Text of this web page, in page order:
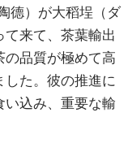
德）が大稻埕（ダ
来て、茶葉輸出
の品質が極めて高
した。彼の推進に
い込み、重要な輸